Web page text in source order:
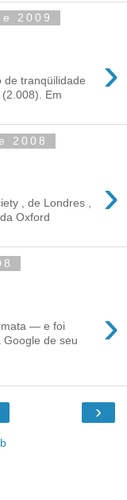
2009
›
de tranqüilidade
Em
2008
›
, de Londres ,
Oxford
›
— e foi
Google de seu
›